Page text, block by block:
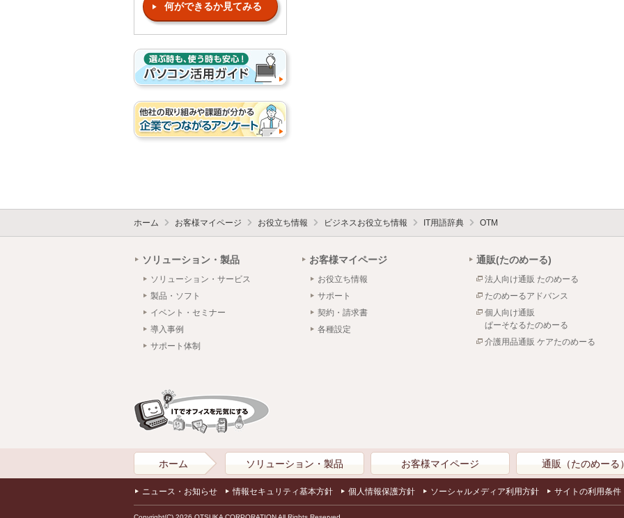
何ができるか見てみる
ホーム お客様マイページ お役立ち情報 ビジネスお役立ち情報 IT用語辞典 OTM
ソリューション・製品
ソリューション・サービス
製品・ソフト
イベント・セミナー
導入事例
サポート体制
お客様マイページ
お役立ち情報
サポート
契約・請求書
各種設定
通販(たのめーる)
法人向け通販 たのめーる
たのめーるアドバンス
個人向け通販
ぱーそなるたのめーる
介護用品通販 ケアたのめーる
ホーム ソリューション・製品 お客様マイページ 通販（たのめーる
ニュース・お知らせ 情報セキュリティ基本方針 個人情報保護方針 ソーシャルメディア利用方針 サイトの利用条件